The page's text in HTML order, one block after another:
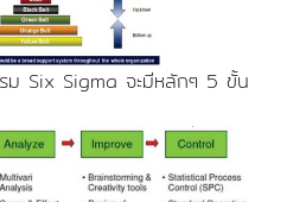
ม Six Sigma จะมีหลักๆ 5 ขั้น